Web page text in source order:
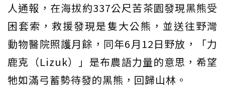
人通報，在海拔約337公尺苦茶園發現黑熊受
困套索，救援發現是隻大公熊，並送往野灣
動物醫院照護月餘，同年6月12日野放，「力
鹿克（Lizuk）」是布農語力量的意思，希望
牠如滿弓蓄勢待發的黑熊，回歸山林。